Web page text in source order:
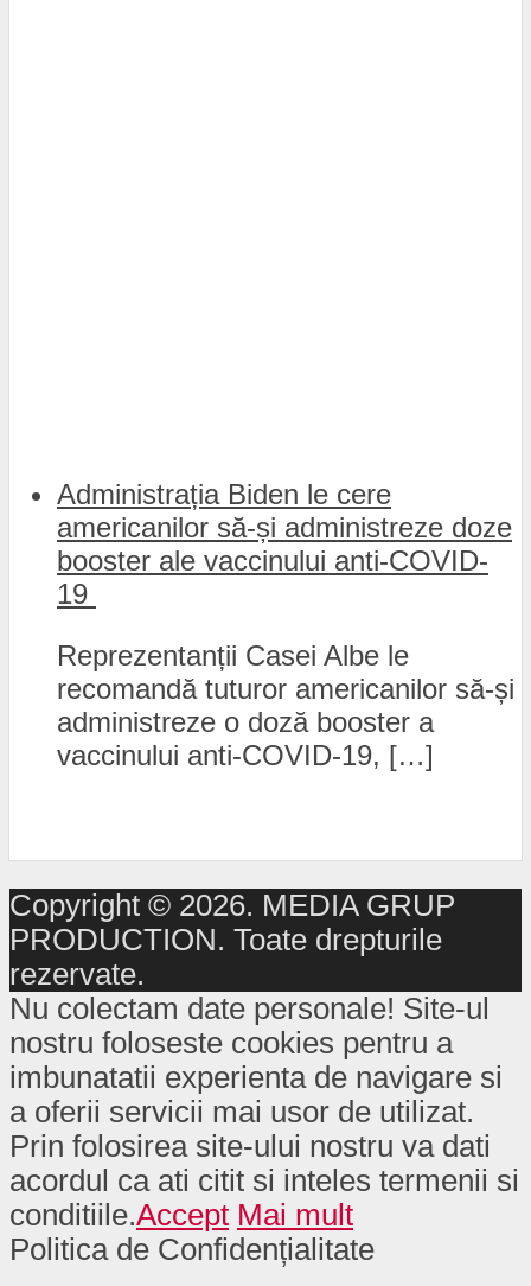
Administrația Biden le cere
americanilor să-și administreze doze
booster ale vaccinului anti-COVID-
19
Reprezentanții Casei Albe le
recomandă tuturor americanilor să-și
administreze o doză booster a
vaccinului anti-COVID-19, […]
Copyright © 2026. MEDIA GRUP
PRODUCTION. Toate drepturile
rezervate.
Nu colectam date personale! Site-ul
nostru foloseste cookies pentru a
imbunatatii experienta de navigare si
a oferii servicii mai usor de utilizat.
Prin folosirea site-ului nostru va dati
acordul ca ati citit si inteles termenii si
conditiile.Accept Mai mult
Politica de Confidențialitate